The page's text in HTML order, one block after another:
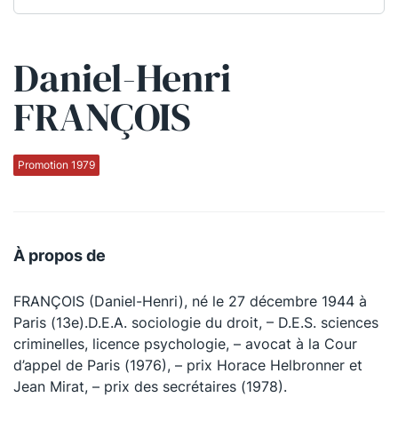
Daniel-Henri
FRANÇOIS
Promotion 1979
À propos de
FRANÇOIS (Daniel-Henri), né le 27 décembre 1944 à
Paris (13e).D.E.A. sociologie du droit, – D.E.S. sciences
criminelles, licence psychologie, – avocat à la Cour
d’appel de Paris (1976), – prix Horace Helbronner et
Jean Mirat, – prix des secrétaires (1978).
Qui sommes-nous ?
La Conférence
La Conférence de Renfort
La défense pénale
Le Concours de la Conférence
La Conférence Berryer
La Petite Conférence